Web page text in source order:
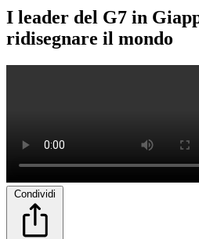
I leader del G7 in
ridisegnare il mondo
Condividi